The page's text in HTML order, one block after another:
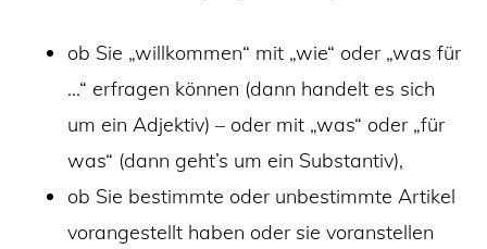
ob Sie „willkommen“ mit „wie“ oder „was für
…“ erfragen können (dann handelt es sich
um ein Adjektiv) – oder mit „was“ oder „für
was“ (dann geht’s um ein Substantiv),
ob Sie bestimmte oder unbestimmte Artikel
vorangestellt haben oder sie voranstellen